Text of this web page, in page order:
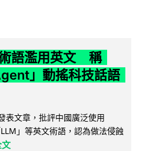
語濫用英文 稱
」動搖科技話語
表文章，批評中國廣泛使用
」等英文術語，認為做法侵蝕